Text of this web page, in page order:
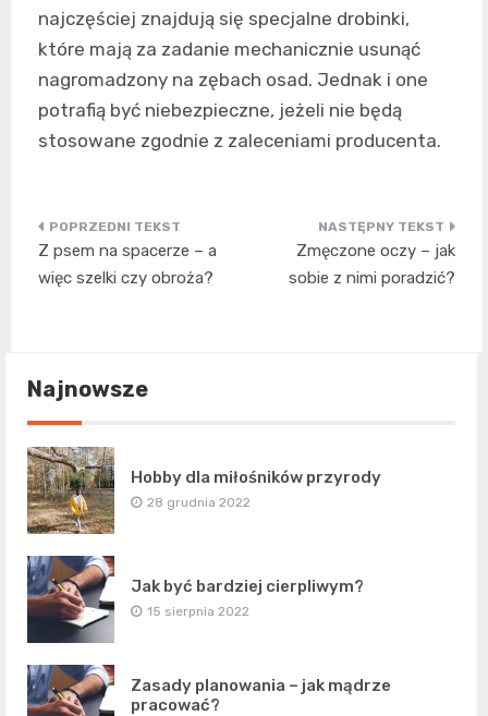
najczęściej znajdują się specjalne drobinki,
które mają za zadanie mechanicznie usunąć
nagromadzony na zębach osad. Jednak i one
potrafią być niebezpieczne, jeżeli nie będą
stosowane zgodnie z zaleceniami producenta.
Nawigacja
wpisu
Z psem na spacerze – a
więc szelki czy obroża?
Zmęczone oczy – jak
sobie z nimi poradzić?
Najnowsze
Hobby dla miłośników przyrody
28 grudnia 2022
Jak być bardziej cierpliwym?
15 sierpnia 2022
Zasady planowania – jak mądrze
pracować?